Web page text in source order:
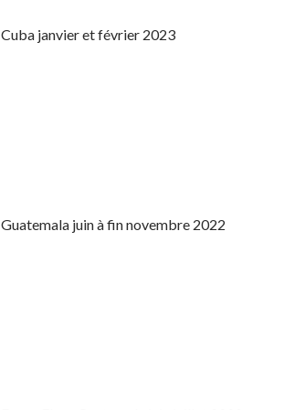
Cuba janvier et février 2023
Guatemala juin à fin novembre 2022